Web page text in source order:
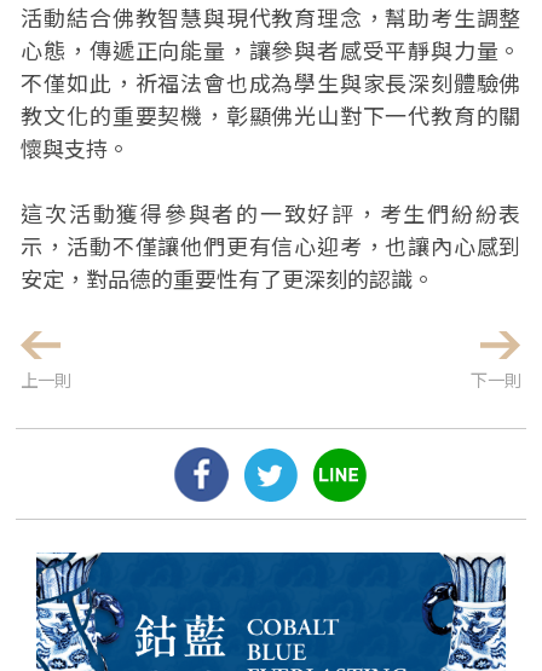
活動結合佛教智慧與現代教育理念，幫助考生調整
心態，傳遞正向能量，讓參與者感受平靜與力量。
不僅如此，祈福法會也成為學生與家長深刻體驗佛
教文化的重要契機，彰顯佛光山對下一代教育的關
懷與支持。
這次活動獲得參與者的一致好評，考生們紛紛表
示，活動不僅讓他們更有信心迎考，也讓內心感到
安定，對品德的重要性有了更深刻的認識。
上一則 下一則